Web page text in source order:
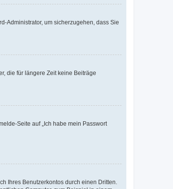
Administrator, um sicherzugehen, dass Sie
die für längere Zeit keine Beiträge
Seite auf „Ich habe mein Passwort
Ihres Benutzerkontos durch einen Dritten.